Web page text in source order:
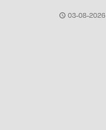
03-08-2026